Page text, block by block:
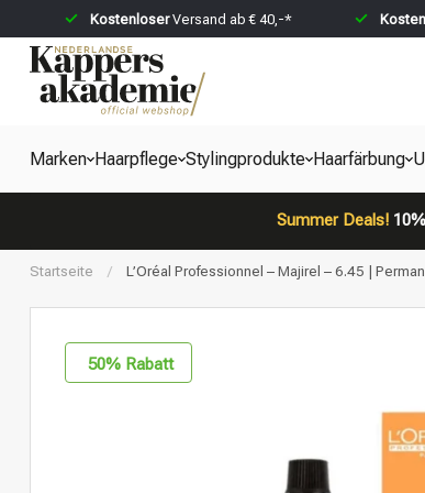
KostenloserVersand ab € 40,-*
Marken Haarpflege Stylingprodukte Haarfärbung
Summer Deals!10%
Startseite / L’Oréal Professionnel – Majirel – 6.45 |
50% Rabatt